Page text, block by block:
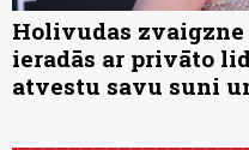
Holivudas
ieradās ar privāto
atvestu savu suni